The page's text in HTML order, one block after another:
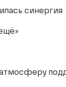
синергия